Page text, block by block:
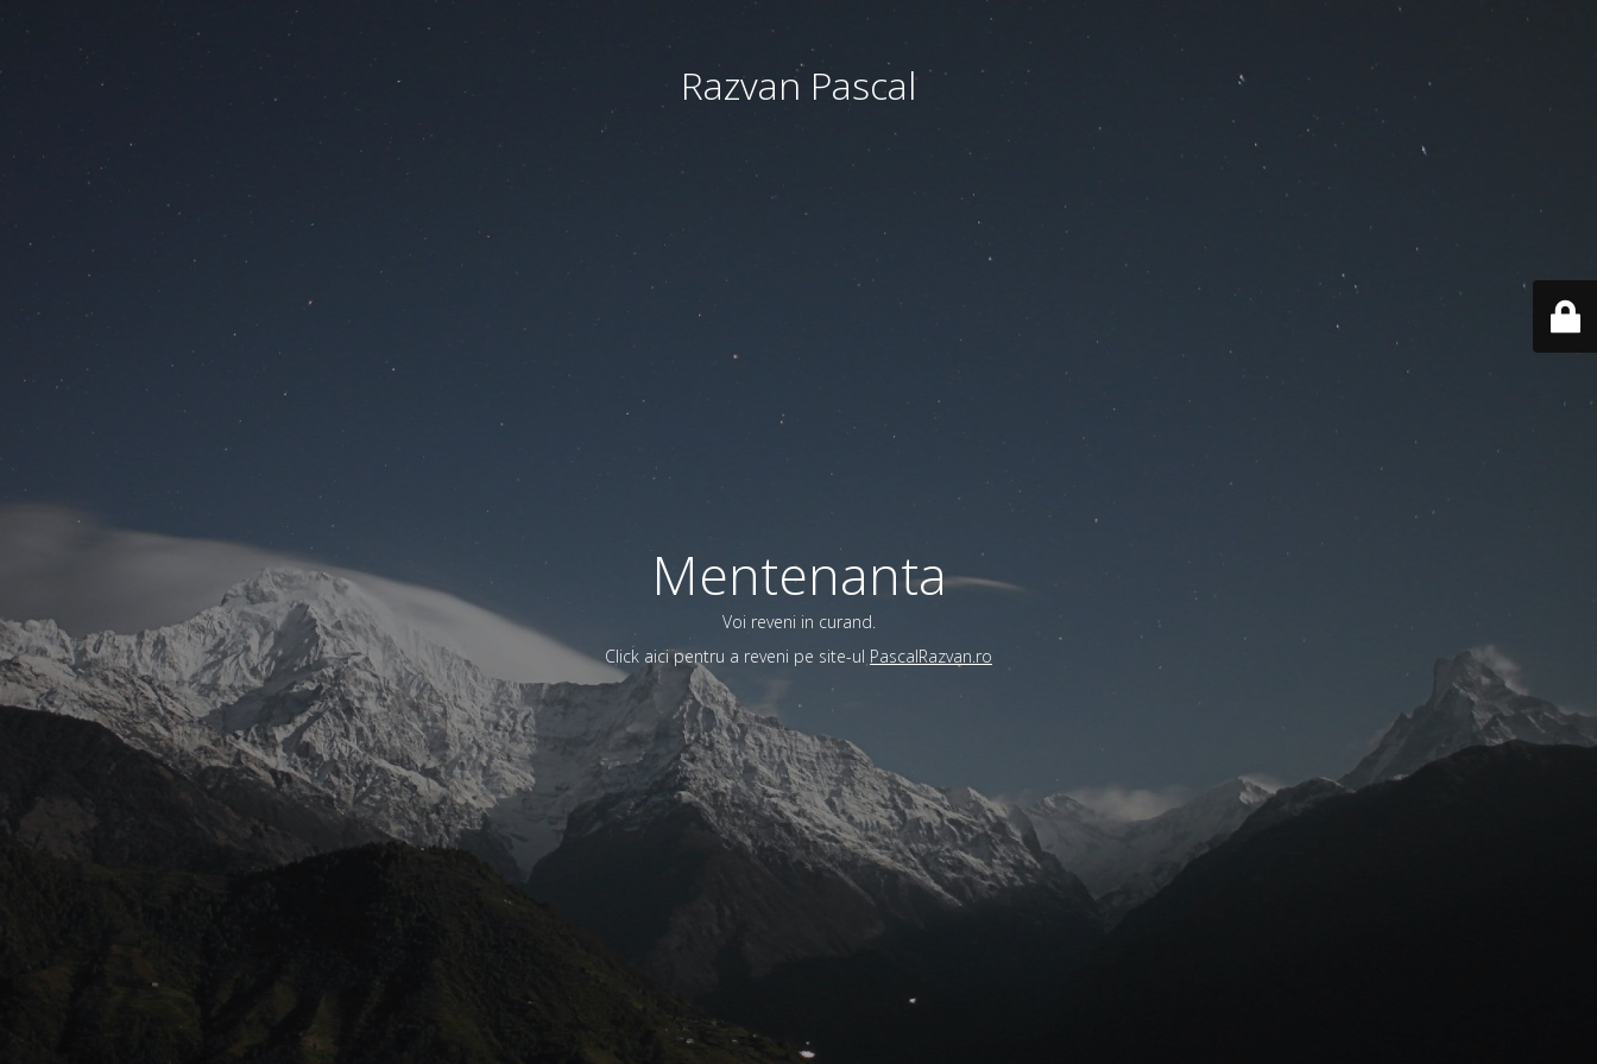
Razvan Pascal
Mentenanta
Voi reveni in curand.
Click aici pentru a reveni pe site-ul PascalRazvan.ro